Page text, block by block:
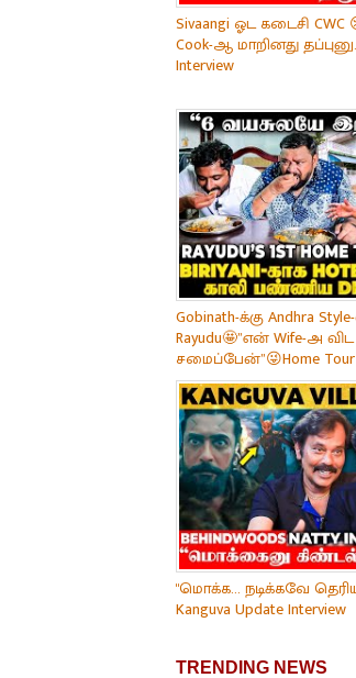
Sivaangi ஓட கடைசி CWC
Cook-ஆ மாறினது
Interview
Gobinath-க்கு Andhra
Rayudu🤩”என் Wife-அ
சமைப்பேன்”😜Home Tour
"மொக்க... நடிக்கவே
Kanguva Update Interview
TRENDING NEWS